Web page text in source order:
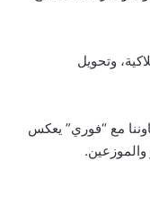
وتحويل
مع “فوري” يعكس